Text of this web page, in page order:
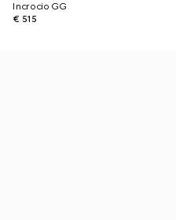
Incrocio GG
€ 515